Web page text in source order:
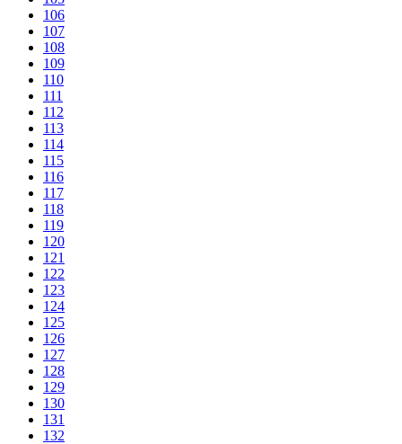
106
107
108
109
110
111
112
113
114
115
116
117
118
119
120
121
122
123
124
125
126
127
128
129
130
131
132